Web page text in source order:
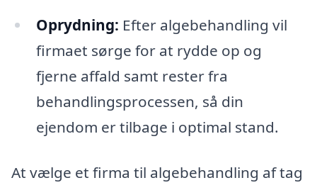
Oprydning: Efter algebehandling vil
firmaet sørge for at rydde op og
fjerne affald samt rester fra
behandlingsprocessen, så din
ejendom er tilbage i optimal stand.
At vælge et firma til algebehandling af tag